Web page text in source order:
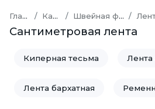
Главная Каталог Швейная фурнитура Лента,
Сантиметровая лента
Киперная тесьма Лента
Лента бархатная